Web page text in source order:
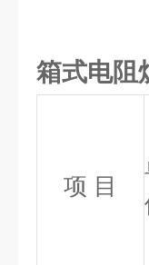
箱式电阻
项 目